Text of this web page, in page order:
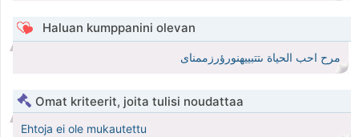
Haluan kumppanini olevan
مرح احب الحياة ىتتبييهنورؤرزممناى
Omat kriteerit, joita tulisi noudattaa
Ehtoja ei ole mukautettu